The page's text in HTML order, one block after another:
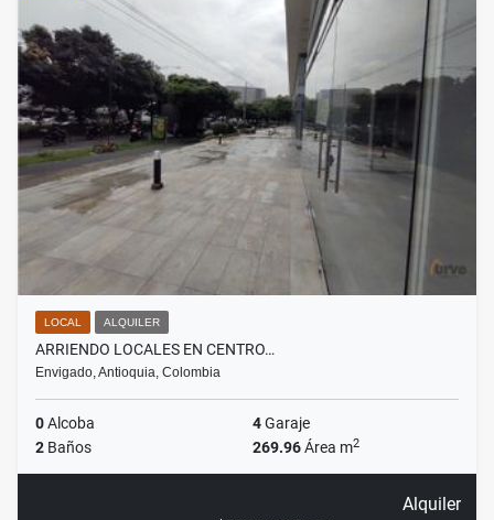
LOCAL ALQUILER
ARRIENDO LOCALES EN CENTRO…
Envigado, Antioquia, Colombia
0Alcoba 4Garaje
2 Baños 269.96Área m2
Alquiler